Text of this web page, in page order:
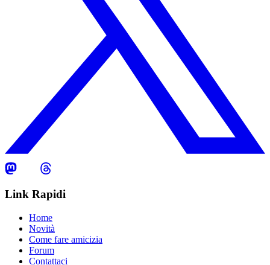
Link Rapidi
Home
Novità
Come fare amicizia
Forum
Contattaci